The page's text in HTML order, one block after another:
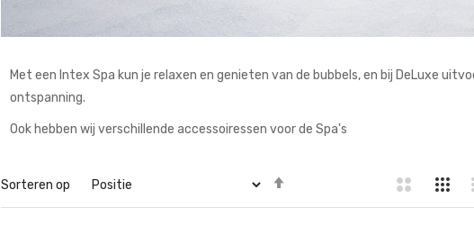
Met een Intex Spa kun je relaxen en genieten van de bubbels, en bij DeLuxe
ontspanning.
Ook hebben wij verschillende accessoiressen voor de Spa's
Sorteren op